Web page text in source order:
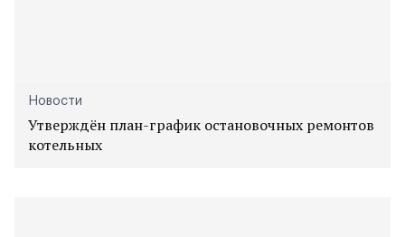
Новости
Утверждён план-график остановочных ремонтов
котельных